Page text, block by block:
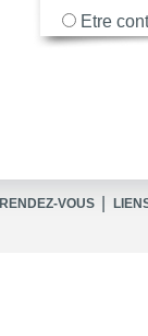
Etre
RENDEZ-VOUS